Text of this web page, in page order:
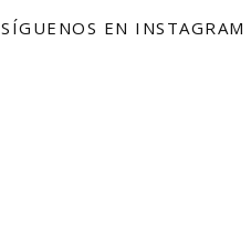
SÍGUENOS EN INSTAGRAM